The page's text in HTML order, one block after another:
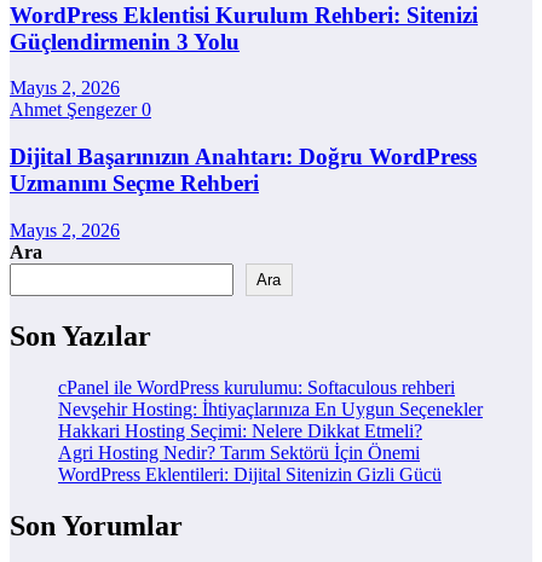
WordPress Eklentisi Kurulum Rehberi: Sitenizi
Güçlendirmenin 3 Yolu
Mayıs 2, 2026
Ahmet Şengezer0
Dijital Başarınızın Anahtarı: Doğru WordPress
Uzmanını Seçme Rehberi
Mayıs 2, 2026
Ara
Ara
Son Yazılar
cPanel ile WordPress kurulumu: Softaculous rehberi
Nevşehir Hosting: İhtiyaçlarınıza En Uygun Seçenekler
Hakkari Hosting Seçimi: Nelere Dikkat Etmeli?
Agri Hosting Nedir? Tarım Sektörü İçin Önemi
WordPress Eklentileri: Dijital Sitenizin Gizli Gücü
Son Yorumlar